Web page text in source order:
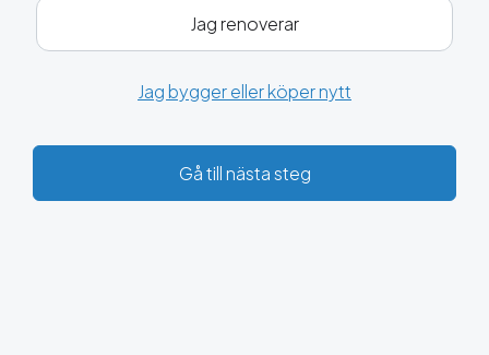
Jag renoverar
Jag bygger eller köper nytt
Gå till nästa steg